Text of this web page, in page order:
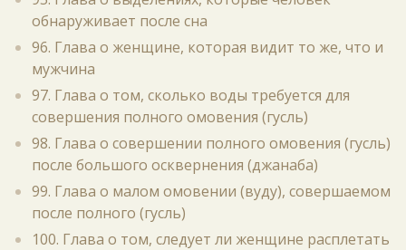
обнаруживает после сна
96. Глава о женщине, которая видит то же, что и
мужчина
97. Глава о том, сколько воды требуется для
совершения полного омовения (гусль)
98. Глава о совершении полного омовения (гусль)
после большого осквернения (джанаба)
99. Глава о малом омовении (вуду), совершаемом
после полного (гусль)
100. Глава о том, следует ли женщине расплетать